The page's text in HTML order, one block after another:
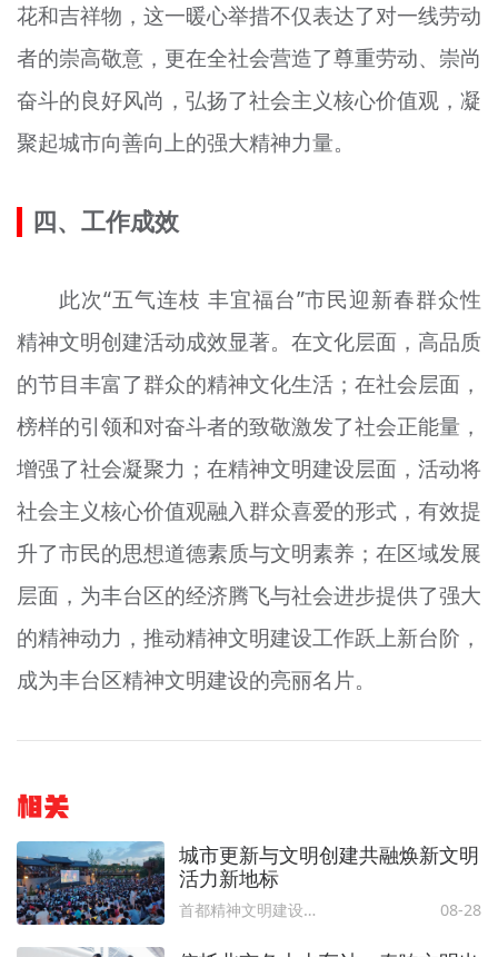
花和吉祥物，这一暖心举措不仅表达了对一线劳动
者的崇高敬意，更在全社会营造了尊重劳动、崇尚
奋斗的良好风尚，弘扬了社会主义核心价值观，凝
聚起城市向善向上的强大精神力量。
四、工作成效
此次“五气连枝 丰宜福台”市民迎新春群众性
精神文明创建活动成效显著。在文化层面，高品质
的节目丰富了群众的精神文化生活；在社会层面，
榜样的引领和对奋斗者的致敬激发了社会正能量，
增强了社会凝聚力；在精神文明建设层面，活动将
社会主义核心价值观融入群众喜爱的形式，有效提
升了市民的思想道德素质与文明素养；在区域发展
层面，为丰台区的经济腾飞与社会进步提供了强大
的精神动力，推动精神文明建设工作跃上新台阶，
成为丰台区精神文明建设的亮丽名片。
相关
城市更新与文明创建共融焕新文明
活力新地标
首都精神文明建设委员会办公室 08-28